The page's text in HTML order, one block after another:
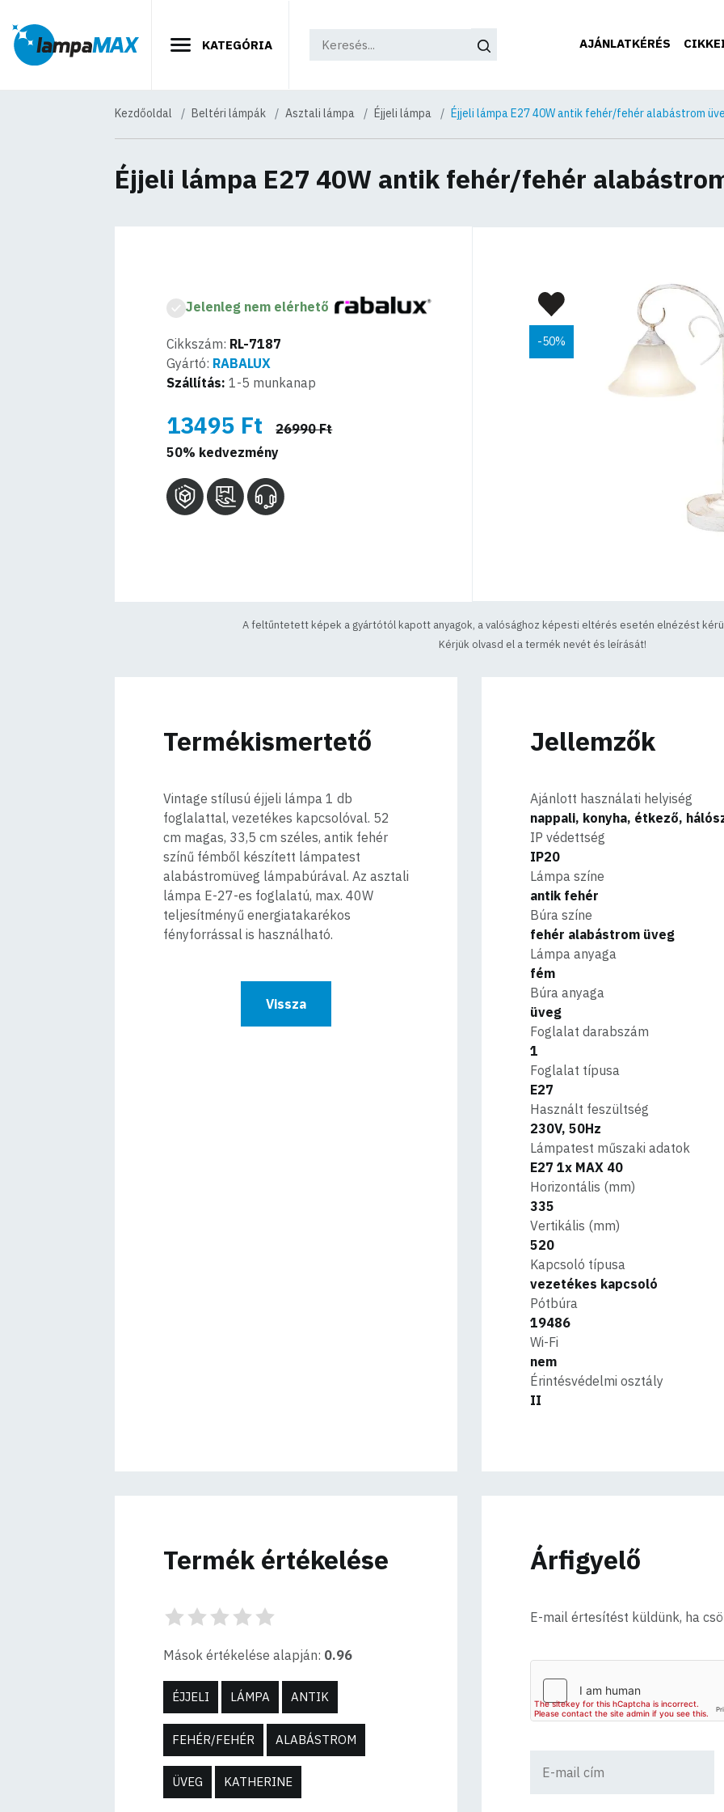
KATEGÓRIA AJÁNLATKÉRÉS
Kezdőoldal Beltéri lámpák Asztali lámpa Éjjeli lámpa Éjjeli lámpa E27 40W antik fehér/fehér alabástrom
Éjjeli lámpa E27 40W antik fehér/fehér
-50%
Jelenleg nem elérhető
Cikkszám: RL-7187
Gyártó: RABALUX
Szállítás: 1-5 munkanap
13495 Ft
26990 Ft
50% kedvezmény
A feltűntetett képek a gyártótól kapott anyagok, a valósághoz képesti eltérés esetén elnézést
Kérjük olvasd el a termék nevét és leírását!
Termékismertető
Vintage stílusú éjjeli lámpa 1 db
foglalattal, vezetékes kapcsolóval. 52
cm magas, 33,5 cm széles, antik fehér
színű fémből készített lámpatest
alabástromüveg lámpabúrával. Az asztali
lámpa E-27-es foglalatú, max. 40W
teljesítményű energiatakarékos
fényforrással is használható.
Vissza
Jellemzők
Ajánlott használati helyiség
nappali, konyha, étkező,
IP védettség
IP20
Lámpa színe
antik fehér
Búra színe
fehér alabástrom üveg
Lámpa anyaga
fém
Búra anyaga
üveg
Foglalat darabszám
1
Foglalat típusa
E27
Használt feszültség
230V, 50Hz
Lámpatest műszaki adatok
E27 1x MAX 40
Horizontális (mm)
335
Vertikális (mm)
520
Kapcsoló típusa
vezetékes kapcsoló
Pótbúra
19486
Wi-Fi
nem
Érintésvédelmi osztály
II
Termék értékelése
Mások értékelése alapján: 0.96
ÉJJELI LÁMPA ANTIK
FEHÉR/FEHÉR ALABÁSTROM
ÜVEG KATHERINE
Árfigyelő
E-mail értesítést küldünk, ha